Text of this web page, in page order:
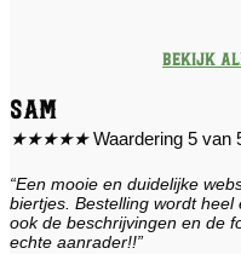
Bekijk
Sam
★★★★★ Waardering 5 van
“Een mooie en duidelijke
biertjes. Bestelling wordt
ook de beschrijvingen en de
echte aanrader!!”